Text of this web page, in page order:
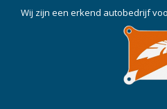
Wij zijn een erkend autobedrijf